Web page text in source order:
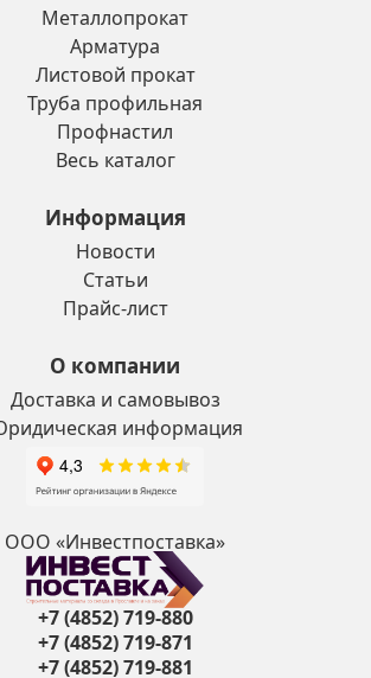
Металлопрокат
Арматура
Листовой прокат
Труба профильная
Профнастил
Весь каталог
Информация
Новости
Статьи
Прайс-лист
О компании
Доставка и самовывоз
информация
ООО «Инвестпоставка»
+7 (4852) 719-880
+7 (4852) 719-871
+7 (4852) 719-881